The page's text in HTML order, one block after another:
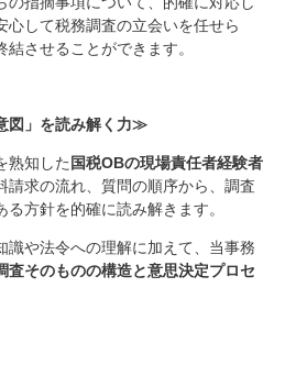
心して税務調査の立会いを任せら
させることができます。
図」を読み解く力≫
熟知した 国税OBの現場責任者経験者
請求の流れ、質問の順序から、調査
方針を的確に読み解きます。
識や法令への理解に加えて、当事務
査そのものの構造と意思決定プロセ